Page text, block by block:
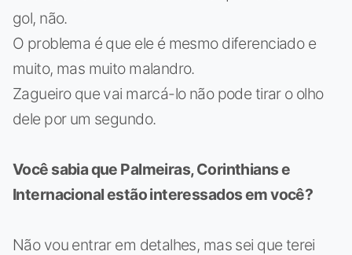
gol, não.
O problema é que ele é mesmo diferenciado e
muito, mas muito malandro.
Zagueiro que vai marcá-lo não pode tirar o olho
dele por um segundo.
Você sabia que Palmeiras, Corinthians e
Internacional estão interessados em você?
Não vou entrar em detalhes, mas sei que terei